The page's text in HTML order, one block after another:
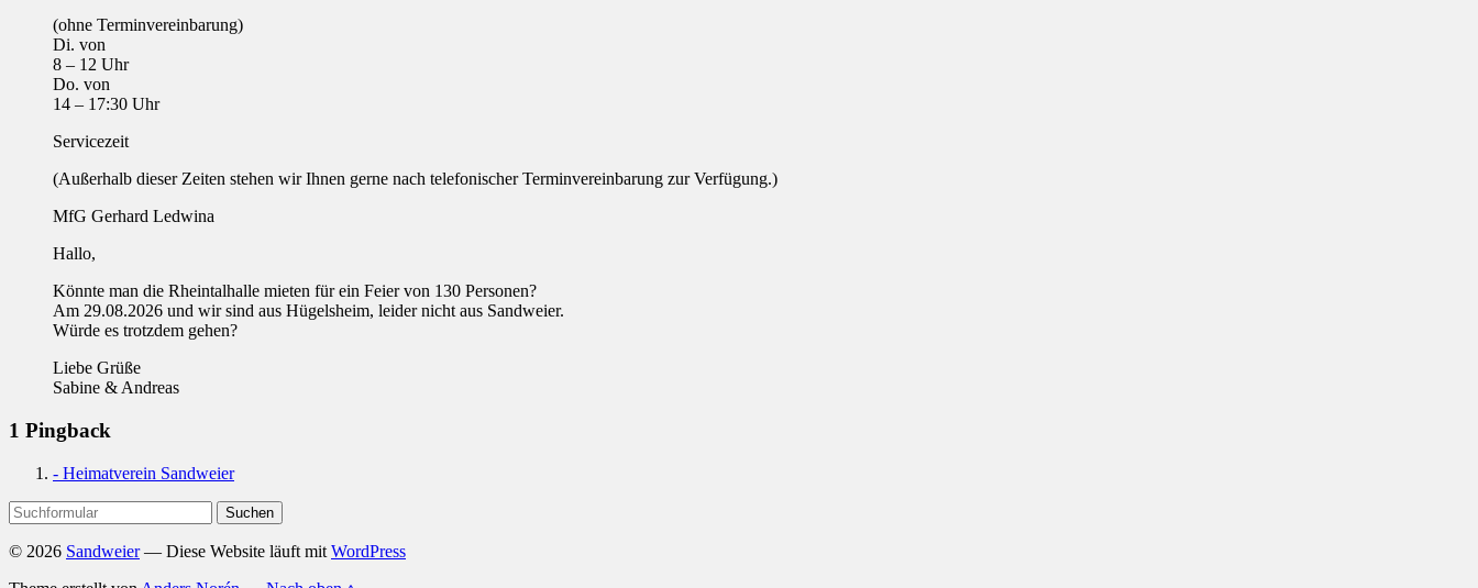
(ohne Terminvereinbarung)
Di. von
8 – 12 Uhr
Do. von
14 – 17:30 Uhr
Servicezeit
(Außerhalb dieser Zeiten stehen wir Ihnen gerne nach telefonischer Terminvereinbarung zur Verfügung.)
MfG Gerhard Ledwina
Hallo,
Könnte man die Rheintalhalle mieten für ein Feier von 130 Personen?
Am 29.08.2026 und wir sind aus Hügelsheim, leider nicht aus Sandweier.
Würde es trotzdem gehen?
Liebe Grüße
Sabine & Andreas
1 Pingback
- Heimatverein Sandweier
Suchen
nach:
© 2026 Sandweier— Diese Website läuft mit WordPress